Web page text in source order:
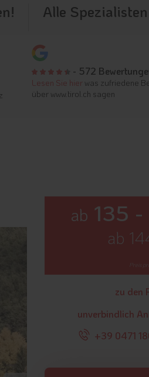
Alle Spezialisten
- 572
Lesen Sie hierwas zufriedene
über www.tirol.ch sagen
ab 135 -
ab
zu den
unverbindlich
+39 0471